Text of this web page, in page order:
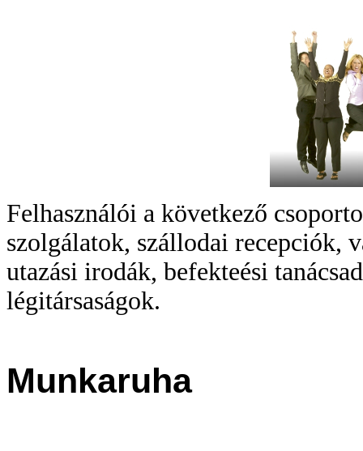
Felhasználói a következő
szolgálatok, szállodai recepciók,
utazási irodák, befekteési
légitársaságok.
Munkaruha